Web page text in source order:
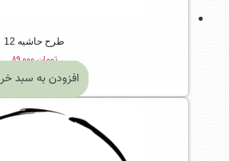
طرح حاشیه 12
تومان۸۹,۰۰۰
افزودن به سبد